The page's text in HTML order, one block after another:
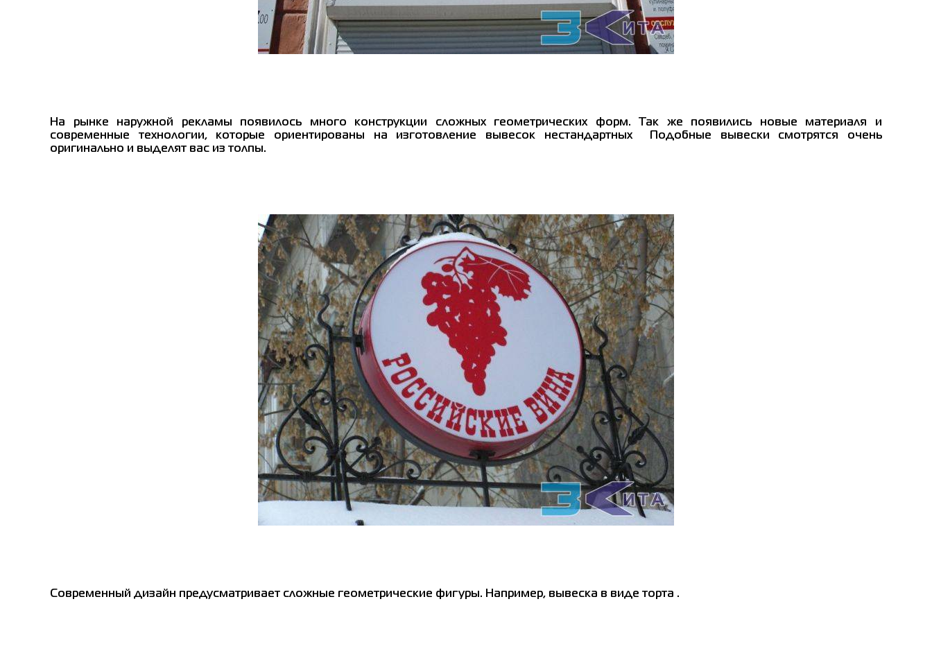
На рынке наружной рекламы появилось много конструкции сложных геометрических форм. Так же появились новые материаля и
современные технологии, которые ориентированы на изготовление вывесок нестандартных Подобные вывески смотрятся очень
оригинально и выделят вас из толпы.
Современный дизайн предусматривает сложные геометрические фигуры. Например, вывеска в виде торта .